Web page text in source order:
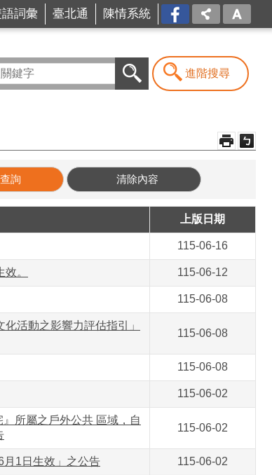
詞彙 臺北通 陳情系統 FB
進階搜尋
上版日期
115-06-16
。 115-06-12
115-06-08
活動之影響力評估指引」
115-06-08
115-06-08
115-06-02
所屬之戶外公共 區域，自
115-06-02
1日生效」之公告 115-06-02